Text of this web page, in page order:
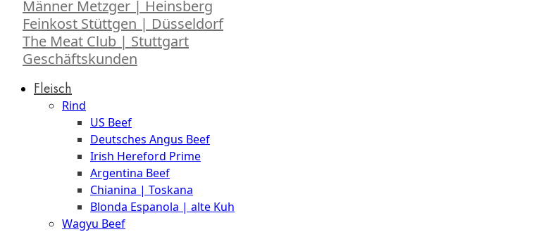
Männer Metzger | Heinsberg
Feinkost Stüttgen | Düsseldorf
The Meat Club | Stuttgart
Geschäftskunden
Fleisch
Rind
US Beef
Deutsches Angus Beef
Irish Hereford Prime
Argentina Beef
Chianina | Toskana
Blonda Espanola | alte Kuh
Wagyu Beef